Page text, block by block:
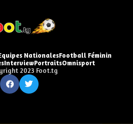
NationalesFootball Féminin
InterviewPortraitsOmnisport
2023 Foot.tg